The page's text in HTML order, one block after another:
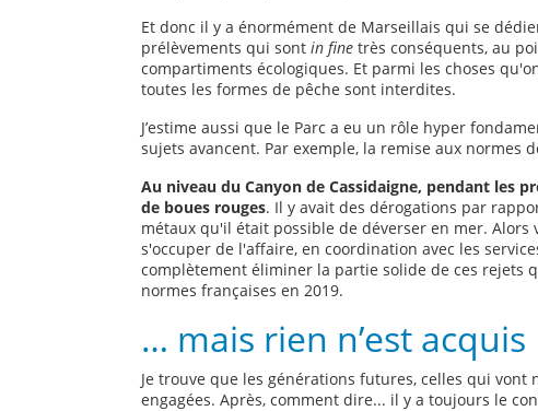
Et donc il y a énormément de Marseillais qui se
prélèvements qui sont in fine très conséquents, au
compartiments écologiques. Et parmi les choses
toutes les formes de pêche sont interdites.
J’estime aussi que le Parc a eu un rôle hyper
sujets avancent. Par exemple, la remise aux normes
Au niveau du Canyon de Cassidaigne, pendant les
de boues rouges. Il y avait des dérogations par
métaux qu'il était possible de déverser en mer. Alors
s'occuper de l'affaire, en coordination avec les
complètement éliminer la partie solide de ces rejets
normes françaises en 2019.
… mais rien n’est acquis
Je trouve que les générations futures, celles qui
engagées. Après, comment dire... il y a toujours le